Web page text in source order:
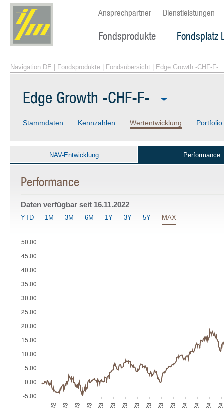
Ansprechpartner Dienstleistungen
Fondsprodukte Fondsplatz
Navigation DE Fondsprodukte Fondsübersicht | Edge Growth -CHF-F-
Edge Growth -CHF-F-
Stammdaten Kennzahlen Wertentwicklung Portfolio
NAV-Entwicklung Performance
Performance
Daten verfügbar seit 16.11.2022
YTD 1M 3M 6M 1Y 3Y 5Y MAX